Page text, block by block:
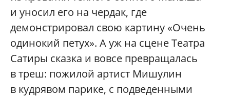
и уносил его на чердак, где
демонстрировал свою картину «Очень
одинокий петух». А уж на сцене Театра
Сатиры сказка и вовсе превращалась
в треш: пожилой артист Мишулин
в кудрявом парике, с подведенными